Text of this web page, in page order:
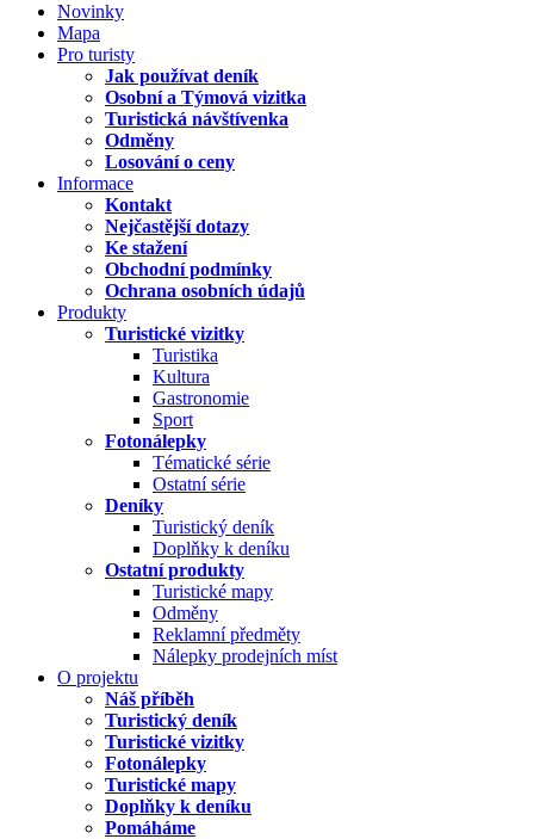
Novinky
Mapa
Pro turisty
Jak používat deník
Osobní a Týmová vizitka
Turistická návštívenka
Odměny
Losování o ceny
Informace
Kontakt
Nejčastější dotazy
Ke stažení
Obchodní podmínky
Ochrana osobních údajů
Produkty
Turistické vizitky
Turistika
Kultura
Gastronomie
Sport
Fotonálepky
Tématické série
Ostatní série
Deníky
Turistický deník
Doplňky k deníku
Ostatní produkty
Turistické mapy
Odměny
Reklamní předměty
Nálepky prodejních míst
O projektu
Náš příběh
Turistický deník
Turistické vizitky
Fotonálepky
Turistické mapy
Doplňky k deníku
Pomáháme